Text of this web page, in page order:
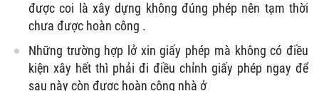
được coi là xây dựng không đúng phép nên tạm thời
chưa được hoàn công .
Những trường hợp lở xin giấy phép mà không có điều
kiện xây hết thì phải đi điều chỉnh giấy phép ngay để
sau này còn được hoàn công nhà ở